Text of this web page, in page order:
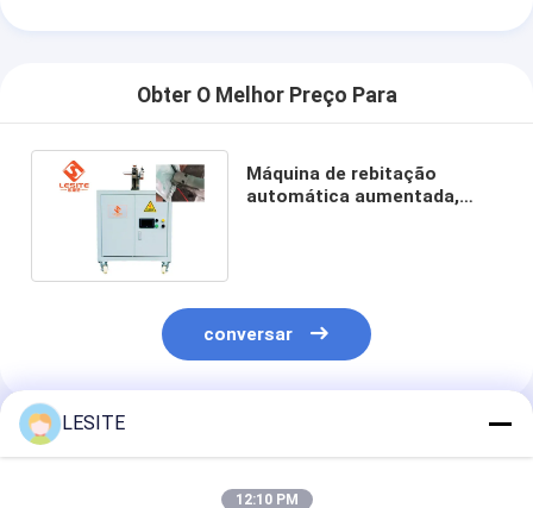
Soldador do quadro
Filtros de Hepa do condicionamento de ar
filtros do purificador do ar
Filtro de saco de alumínio
Filtro de saco da poeira
Origâmi que dobra a máquina
Filtro de ar Máquina de fabricação de quadros
Obter O Melhor Preço Para
Máquina de rebitação
automática aumentada,
conversar
Produtos Recomendados
LESITE
12:10 PM